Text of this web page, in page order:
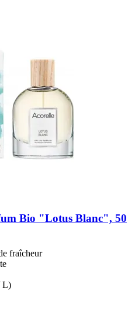
Bio "Lotus Blanc", 50
fraîcheur
L)